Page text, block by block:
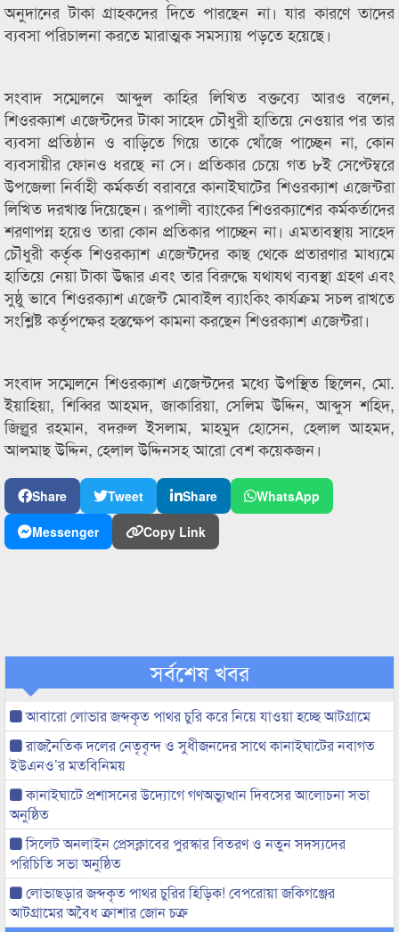
অনুদানের টাকা গ্রাহকদের দিতে পারছেন না। যার কারণে তাদের
ব্যবসা পরিচালনা করতে মারাত্মক সমস্যায় পড়তে হয়েছে।
সংবাদ সম্মেলনে আব্দুল কাহির লিখিত বক্তব্যে আরও বলেন,
শিওরক্যাশ এজেন্টদের টাকা সাহেদ চৌধুরী হাতিয়ে নেওয়ার পর তার
ব্যবসা প্রতিষ্ঠান ও বাড়িতে গিয়ে তাকে খোঁজে পাচ্ছেন না, কোন
ব্যবসায়ীর ফোনও ধরছে না সে। প্রতিকার চেয়ে গত ৮ই সেপ্টেম্বরে
উপজেলা নির্বাহী কর্মকর্তা বরাবরে কানাইঘাটের শিওরক্যাশ এজেন্টরা
লিখিত দরখাস্ত দিয়েছেন। রূপালী ব্যাংকের শিওরক্যাশের কর্মকর্তাদের
শরণাপন্ন হয়েও তারা কোন প্রতিকার পাচ্ছেন না। এমতাবস্থায় সাহেদ
চৌধুরী কর্তৃক শিওরক্যাশ এজেন্টদের কাছ থেকে প্রতারণার মাধ্যমে
হাতিয়ে নেয়া টাকা উদ্ধার এবং তার বিরুদ্ধে যথাযথ ব্যবস্থা গ্রহণ এবং
সুষ্ঠু ভাবে শিওরক্যাশ এজেন্ট মোবাইল ব্যাংকিং কার্যক্রম সচল রাখতে
সংশ্লিষ্ট কর্তৃপক্ষের হস্তক্ষেপ কামনা করছেন শিওরক্যাশ এজেন্টরা।
সংবাদ সম্মেলনে শিওরক্যাশ এজেন্টদের মধ্যে উপস্থিত ছিলেন, মো.
ইয়াহিয়া, শিব্বির আহমদ, জাকারিয়া, সেলিম উদ্দিন, আব্দুস শহিদ,
জিল্লুর রহমান, বদরুল ইসলাম, মাহমুদ হোসেন, হেলাল আহমদ,
আলমাছ উদ্দিন, হেলাল উদ্দিনসহ আরো বেশ কয়েকজন।
Share Tweet Share
WhatsApp
Messenger
Copy Link
সর্বশেষ খবর
আবারো লোভার জব্দকৃত পাথর চুরি করে নিয়ে যাওয়া হচ্ছে আটগ্রামে
রাজনৈতিক দলের নেতৃবৃন্দ ও সুধীজনদের সাথে কানাইঘাটের নবাগত
ইউএনও’র মতবিনিময়
কানাইঘাটে প্রশাসনের উদ্যোগে গণঅভ্যুত্থান দিবসের আলোচনা সভা
অনুষ্ঠিত
সিলেট অনলাইন প্রেসক্লাবের পুরস্কার বিতরণ ও নতুন সদস্যদের
পরিচিতি সভা অনুষ্ঠিত
লোভাছড়ার জব্দকৃত পাথর চুরির হিড়িক! বেপরোয়া জকিগঞ্জের
আটগ্রামের অবৈধ ক্রাশার জোন চক্র